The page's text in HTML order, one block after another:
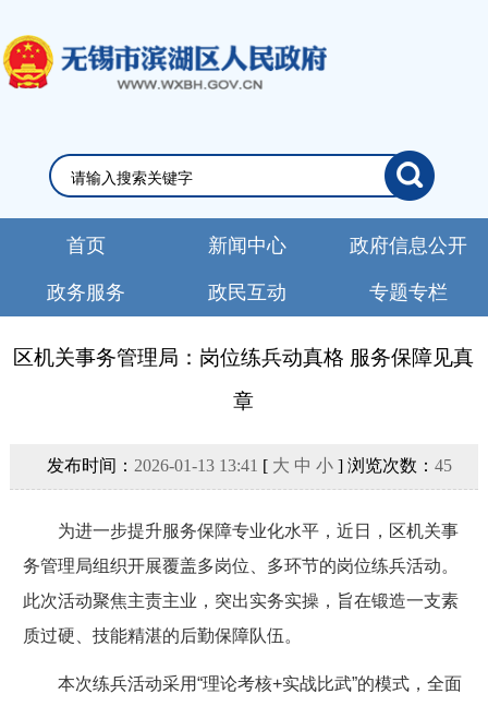
首页 新闻中心 政府信息公开
政务服务 政民互动 专题专栏
区机关事务管理局：岗位练兵动真格 服务保障见真
章
发布时间： 2026-01-13 13:41 [ 大 中 小] 浏览次数： 45
为进一步提升服务保障专业化水平，近日，区机关事
务管理局组织开展覆盖多岗位、多环节的岗位练兵活动。
此次活动聚焦主责主业，突出实务实操，旨在锻造一支素
质过硬、技能精湛的后勤保障队伍。
本次练兵活动采用“理论考核+实战比武”的模式，全面